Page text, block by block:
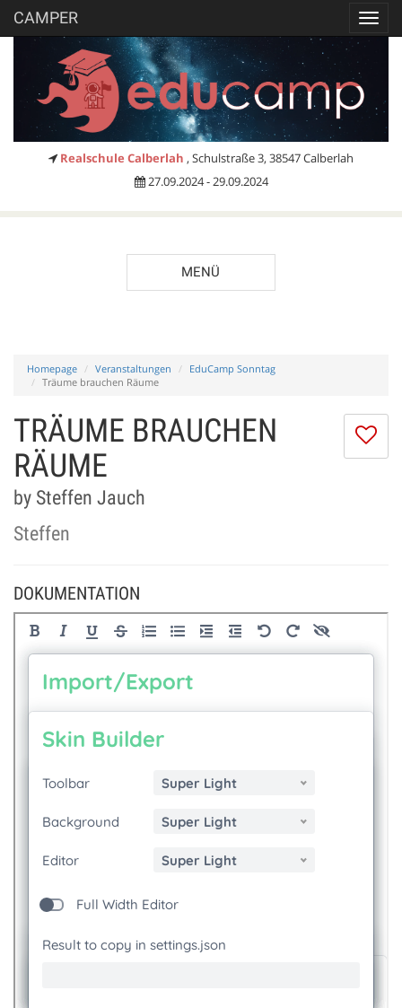
CAMPER
Realschule Calberlah , Schulstraße 3, 38547 Calberlah
27.09.2024 - 29.09.2024
MENÜ
Homepage Veranstaltungen
EduCamp Sonntag
Träume brauchen Räume
TRÄUME BRAUCHEN
RÄUME
by Steffen Jauch
Steffen
DOKUMENTATION